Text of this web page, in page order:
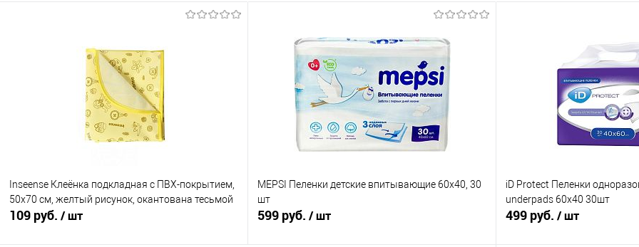
Inseense Клеёнка подкладная с ПВХ-покрытием,
50x70 см, желтый рисунок, окантована тесьмой
109 руб. / шт
MEPSI Пеленки детские впитывающие 60х40, 30
шт
599 руб. / шт
iD Protect Пеленки
underpads 60х40 30шт
499 руб. / шт